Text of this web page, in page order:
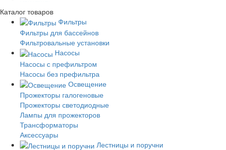
Каталог товаров
Фильтры
Фильтры для бассейнов
Фильтровальные установки
Насосы
Насосы с префильтром
Насосы без префильтра
Освещение
Прожекторы галогеновые
Прожекторы светодиодные
Лампы для прожекторов
Трансформаторы
Аксессуары
Лестницы и поручни